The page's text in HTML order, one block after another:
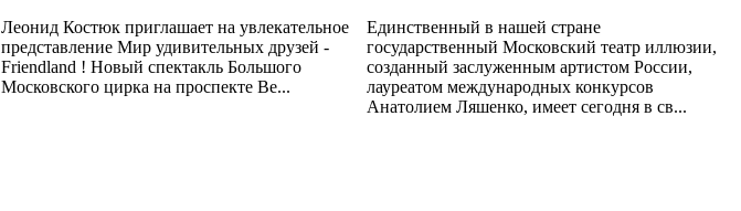
Леонид Костюк приглашает на увлекательное
представление Мир удивительных друзей -
Friendland ! Новый спектакль Большого
Московского цирка на проспекте Ве...
Единственный в нашей стране
государственный Московский театр иллюзии,
созданный заслуженным артистом России,
лауреатом международных конкурсов
Анатолием Ляшенко, имеет сегодня в св...